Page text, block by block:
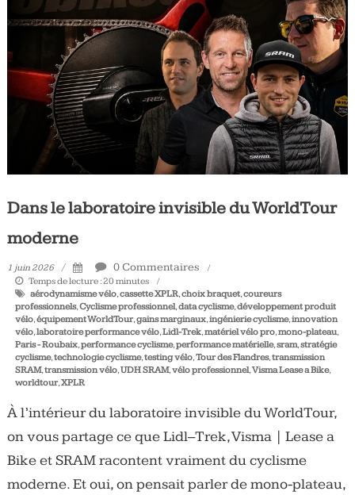
jours,
votre
actualité
triathlon
Dans le laboratoire invisible du WorldTour
moderne
1 juin 2026 0 Commentaires
Temps de lecture :20 minutes
aérodynamisme vélo,cassette XPLR,choix braquet,coureurs
professionnels,Cyclisme professionnel,data cyclisme,développement produit
vélo,équipement WorldTour,gains marginaux,ingénierie cyclisme,innovation
vélo,laboratoire performance vélo,Lidl-Trek,matériel vélo pro,mono-plateau,
Paris - Roubaix,performance cyclisme,performance matérielle,sram,stratégie
cyclisme,technologie cyclisme,testing vélo,Tour des Flandres,transmission
SRAM,transmission vélo,UDH SRAM,vélo professionnel,Visma Lease a Bike,
worldtour,XPLR
À l’intérieur du laboratoire invisible du WorldTour,
on vous partage ce que Lidl–Trek, Visma | Lease a
Bike et SRAM racontent vraiment du cyclisme
moderne. Et oui, on pensait parler de mono-plateau,